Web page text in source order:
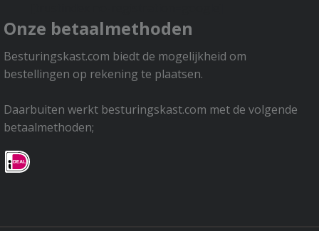
Onze betaalmethoden
Besturingskast.com biedt de mogelijkheid om
bestellingen op rekening te plaatsen.
Daarbuiten werkt besturingskast.com met de volgende
betaalmethoden;